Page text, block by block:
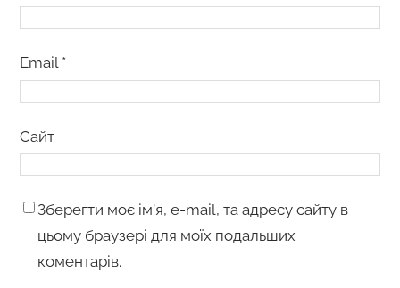
Email *
Сайт
Зберегти моє ім’я, e-mail, та адресу сайту в
цьому браузері для моїх подальших
коментарів.